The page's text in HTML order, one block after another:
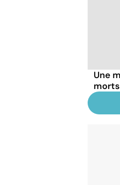
Une